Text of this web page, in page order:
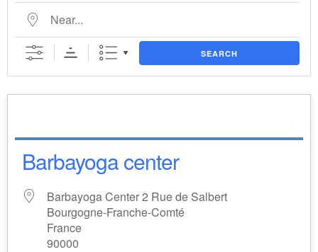
SEARCH
Barbayoga center
Barbayoga Center 2 Rue de Salbert
Bourgogne-Franche-Comté
France
90000